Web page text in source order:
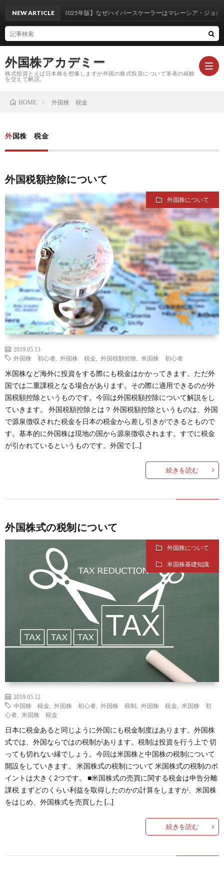
外国株アカデミー
株式投資とえば日本株を想像しますが外国の株式投資について筆者の経験
を交えて解説。
礎
知
識
に
つ
い
て
銘
柄
ラ
ム
サ
イ
ト
マ
ッ
NEW ARTICLE【2025年版】なぜハイパースケーラーはマレーシア・ジョホール
HOME 外国株 税金
外国株 税金
外国税額控除について
外国株について
2019.05.13
外国株 初心者
外国株 税金 外国税額控除 米国株 初心者
米国株など海外に投資をする際にも税金はかかってきます。ただ外
国では二重課税となる場合があります。その際に適用できるのが外
国税額控除というものです。今回は外国税額控除について解説をし
ていきます。 外国税額控除とは？ 外国税額控除というものは、外国
で源泉徴収された税金を日本の税金から差し引きができるともので
す。基本的に外国株は現地の国から源泉徴収されます。すでに税金
が引かれているというものです。外国で […]
続きを読む
外国株式の税制について
外国株について
米国株基礎知識
2019.05.12
中国株 税金
外国株 初心者 外国株 税制 外国株 税金
米国株 初
心者
米国株 税金
日本に税金あると同じように外国にも税金制度はあります。外国株
式では、外国ならではの税制があります。税制は投資を行う上で 切
っても切れない縁でしょう。今回は米国株と中国株の税制について
開設をしていきます。 米国株式の税制について 米国株式の税制のポ
イントは大きく2つです。 ■米国株式の売買に関する税金は申告分離
課税 まずどのくらい利益を取得したのかの計算をしますが、米国株
をはじめ、外国株式を売買した […]
続きを読む